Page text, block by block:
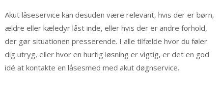
Akut låseservice kan desuden være relevant, hvis der er børn,
ældre eller kæledyr låst inde, eller hvis der er andre forhold,
der gør situationen presserende. I alle tilfælde hvor du føler
dig utryg, eller hvor en hurtig løsning er vigtig, er det en god
idé at kontakte en låsesmed med akut døgnservice.